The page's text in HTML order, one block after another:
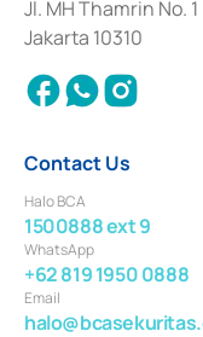
Institution for the
Settlement of Commercial
2018.
Jl. MH Thamrin No. 1
Jakarta 10310
Contact Us
Halo BCA
1500888 ext 9
WhatsApp
+62 819 1950 0888
Email